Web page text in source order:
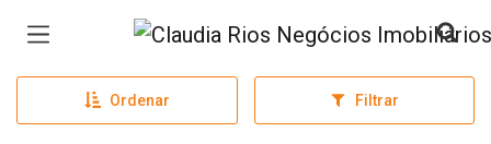
Página inicial
Ordenar Filtrar